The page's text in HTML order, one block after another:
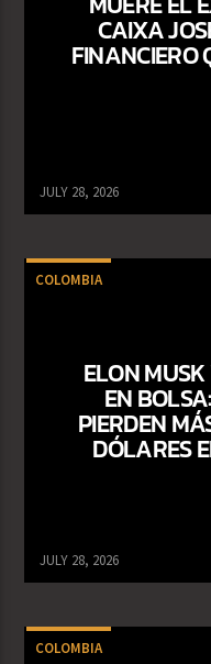
CAIXA
FINANCIERO
JULY 28, 2026
COLOMBIA
ELON
EN
PIERDEN
DÓLARES
JULY 28, 2026
COLOMBIA